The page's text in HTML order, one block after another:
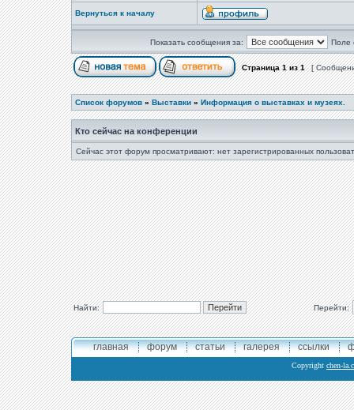
Вернуться к началу
Показать сообщения за: Поле
Страница1из1 [
Список форумов » Выставки » Информация о выставках и музеях.
Кто сейчас на конференции
Сейчас этот форум просматривают: нет зарегистрированных
Найти: Перейти:
главная форум статьи галерея ссылки
Copyright chen-